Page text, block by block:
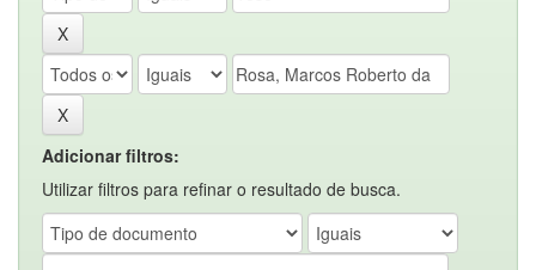
Adicionar filtros:
Utilizar filtros para refinar o resultado de busca.